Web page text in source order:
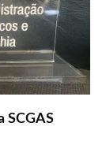
SCGAS